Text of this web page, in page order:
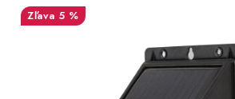
ELEKTROMATERIÁL
5 %